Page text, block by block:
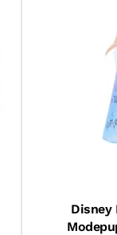
Disney